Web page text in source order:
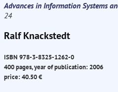
Advances in Information Systems
24
Ralf Knackstedt
ISBN 978-3-8325-1262-0
400 pages, year of publication: 2006
price: 40.50 €